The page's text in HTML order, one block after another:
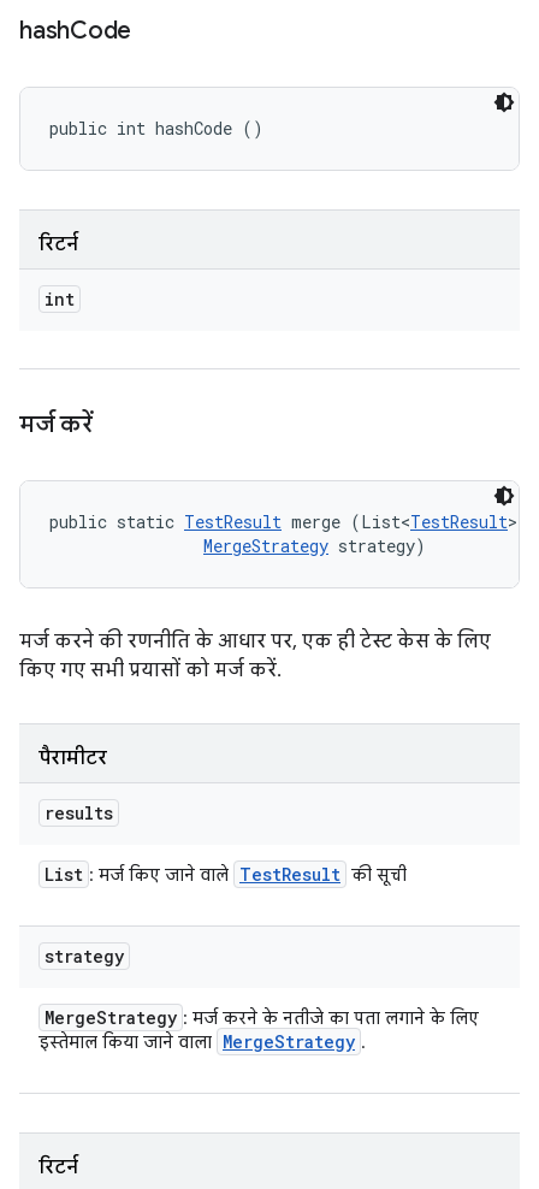
hashCode
public int hashCode ()
रिटर्न
int
मर्ज करें
public static TestResult merge (List<TestResult>
MergeStrategy strategy)
मर्ज करने की रणनीति के आधार पर, एक ही टेस्ट केस के लिए
किए गए सभी प्रयासों को मर्ज करें.
पैरामीटर
results
List : मर्ज किए जाने वाले TestResult की सूची
strategy
MergeStrategy : मर्ज करने के नतीजे का पता लगाने के लिए
इस्तेमाल किया जाने वाला MergeStrategy .
रिटर्न